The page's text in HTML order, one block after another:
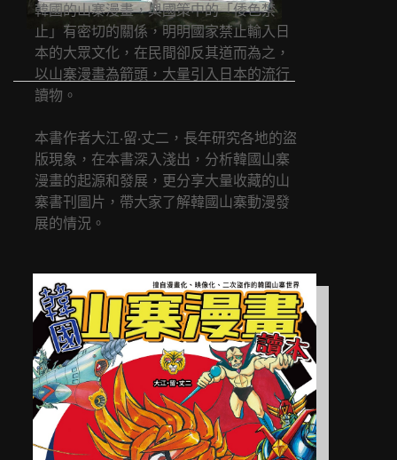
韓國的山寨漫畫，與國策中的「倭色禁
止」有密切的關係，明明國家禁止輸入日
本的大眾文化，在民間卻反其道而為之，
以山寨漫畫為箭頭，大量引入日本的流行
讀物。
本書作者大江‧留‧丈二，長年研究各地的盜
版現象，在本書深入淺出，分析韓國山寨
漫畫的起源和發展，更分享大量收藏的山
寨書刊圖片，帶大家了解韓國山寨動漫發
展的情況。